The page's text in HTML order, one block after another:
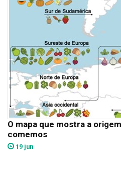
O mapa que mostra a
comemos
19 jun